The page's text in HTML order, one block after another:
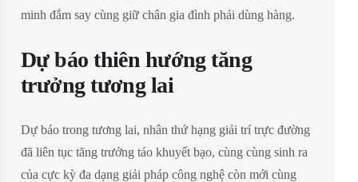
minh đắm say cùng giữ chân gia đình phải dùng hàng.
Dự báo thiên hướng tăng
trưởng tương lai
Dự báo trong tương lai, nhân thứ hạng giải trí trực đường
đã liên tục tăng trưởng táo khuyết bạo, cùng cùng sinh ra
của cực kỳ đa dạng giải pháp công nghệ còn mới cùng